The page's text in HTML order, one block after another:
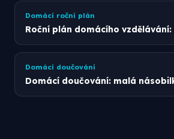
Domácí roční plán
Roční plán domácího
Domácí doučování
Domácí doučování: malá